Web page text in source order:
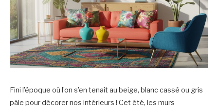
Fini l’époque où l’on s’en tenait au beige, blanc cassé ou gris
pâle pour décorer nos intérieurs ! Cet été, les murs